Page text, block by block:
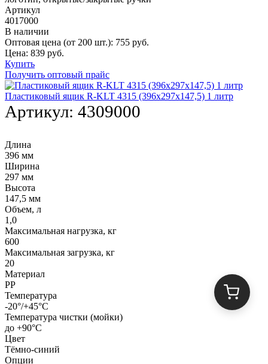
Артикул
4017000
В наличии
Оптовая цена (от 200 шт.): 755 руб.
Цена: 839 руб.
Купить
Получить оптовый прайс
Пластиковый ящик R-KLT 4315 (396х297х147,5) 1 литр
Артикул: 4309000
Длина
396 мм
Ширина
297 мм
Высота
147,5 мм
Объем, л
1,0
Максимальная нагрузка, кг
600
Максимальная загрузка, кг
20
Материал
PP
Температура
-20°/+45°С
Температура чистки (мойки)
до +90°C
Цвет
Тёмно-синий
Опции